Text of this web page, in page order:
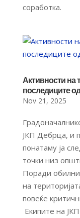
соработка.
Активности на
последиците
Nov 21, 2025
ЈКП Дебрца, и
понатаму ја
точки низ
Поради
на
повеќе
Екипите на